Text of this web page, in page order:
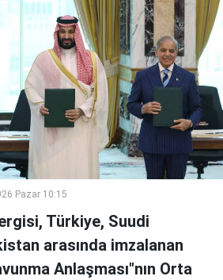
Pazar 10:15
Türkiye, Suudi
arasında imzalanan
Anlaşması"nın Orta